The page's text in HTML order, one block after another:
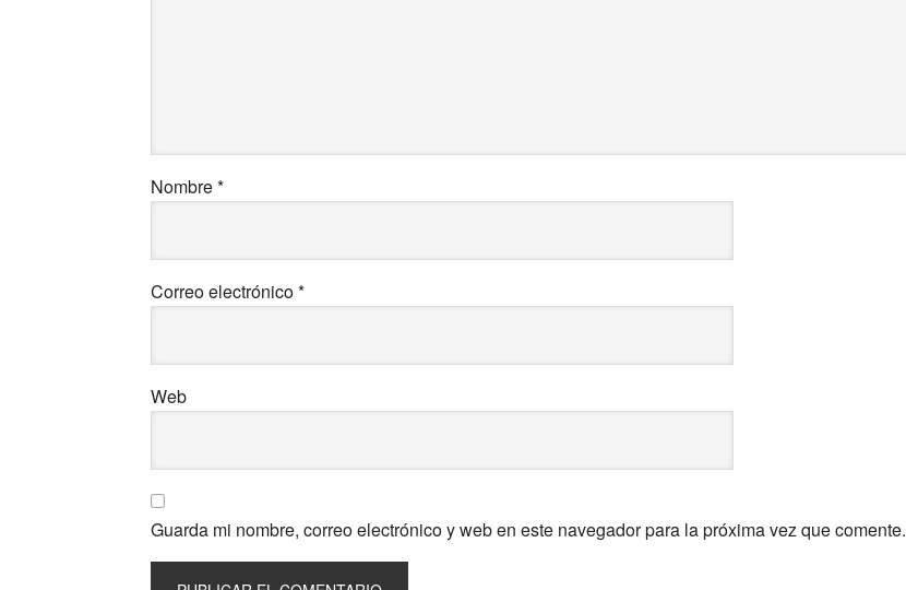
Nombre*
Correo electrónico*
Web
Guarda mi nombre, correo electrónico y web en este navegador para la próxima vez que comente.